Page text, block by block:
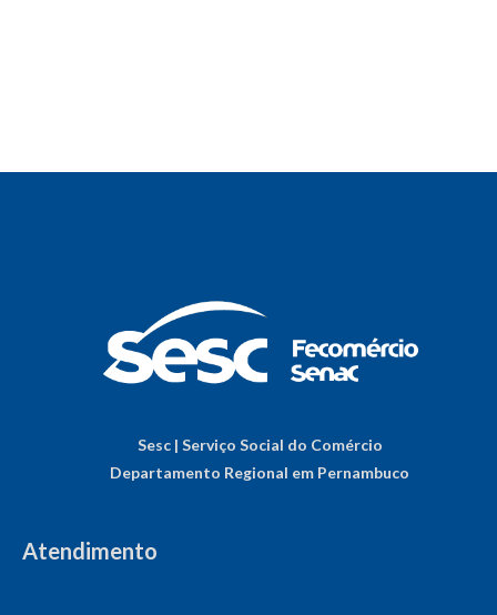
Sesc | Serviço Social do Comércio
Departamento Regional em Pernambuco
Atendimento